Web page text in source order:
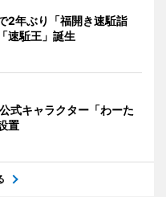
2年ぶり「福開き速駈詣
速駈王」誕生
式キャラクター「わーた
置